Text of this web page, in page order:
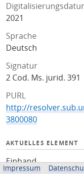
2021
Sprache
Deutsch
Signatur
2 Cod. Ms. jurid. 391
PURL
http://
3800080
AKTUELLES ELEMENT
Einband
Impressum